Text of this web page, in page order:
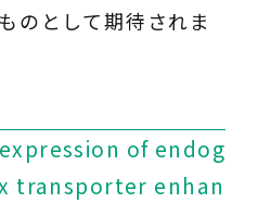
のとして期待されま
of
transporter